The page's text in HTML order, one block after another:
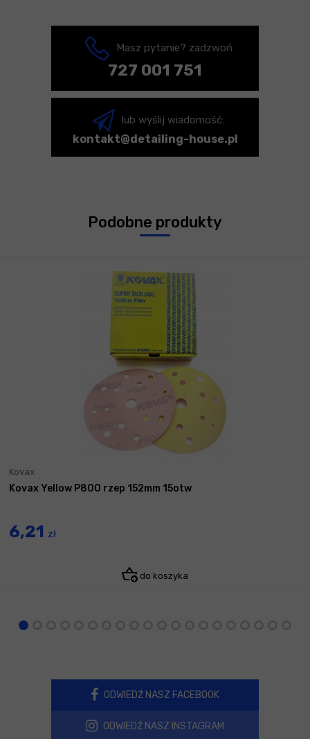
Masz pytanie? zadzwoń
727 001 751
lub wyślij wiadomość:
kontakt@detailing-house.pl
Podobne produkty
Kovax
Kovax Yellow P800 rzep 152mm 15otw
6,21 zł
do koszyka
ODWIEDŹ NASZ FACEBOOK
ODWIEDŹ NASZ INSTAGRAM